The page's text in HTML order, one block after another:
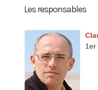
Les responsables
1er